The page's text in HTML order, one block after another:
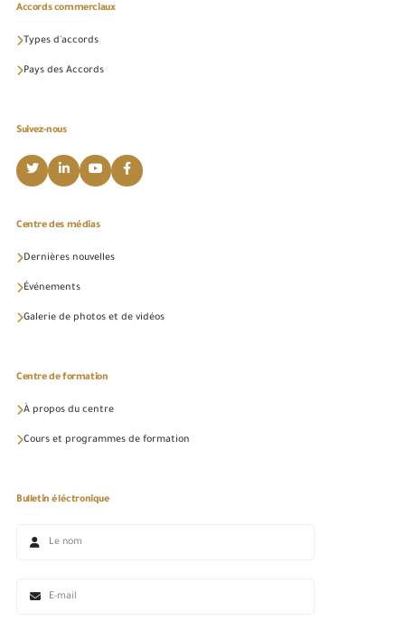
Accords commerciaux
Types d'accords
Pays des Accords
Suivez-nous
Centre des médias
Dernières nouvelles
Événements
Galerie de photos et de vidéos
Centre de formation
À propos du centre
Cours et programmes de formation
Bulletin éléctronique